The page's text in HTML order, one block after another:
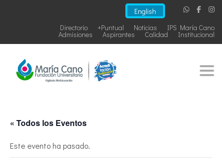
English
IPS María Cano
Noticias
+Puntual
Directorio
Institucional
Calidad
Aspirantes
Admisiones
« Todos los Eventos
Este evento ha pasado.